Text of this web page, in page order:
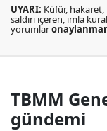
UYARI: Küfür,
saldırı içeren, imla
yorumlar
TBMM
gündemi